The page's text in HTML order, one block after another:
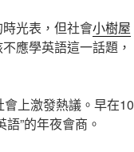
光表，但社會小樹屋
應學英語這一話題，
上激發熱議。早在10
”的年夜會商。